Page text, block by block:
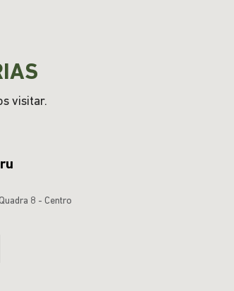
visitar.
8 - Centro